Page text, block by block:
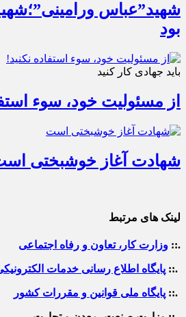
شهید”عباس
بود
باید جهادی کار کنید
از مسئولیت خود، سوء
شهادت آغاز خوشبختی
لینک های مرتبط
.:: وزارت کار، تعاون و رفاه اجتماعی
.:: پایگاه اطلاع رسانی خدمات
.:: پایگاه ملی قوانین و مقررات کشور